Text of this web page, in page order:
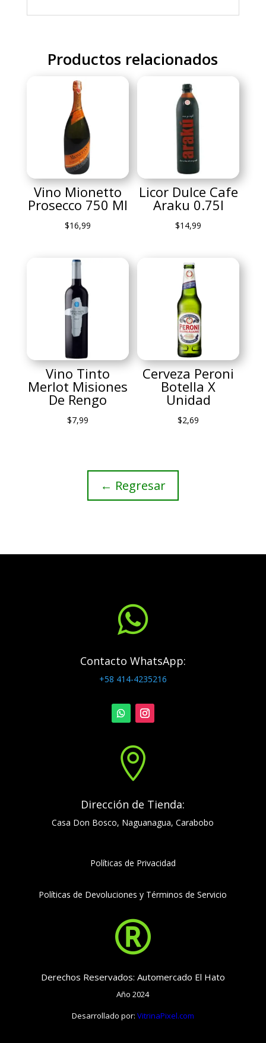
Productos relacionados
Vino Mionetto
Prosecco 750 Ml
$16,99
Licor Dulce Cafe
Araku 0.75l
$14,99
Vino Tinto
Merlot Misiones
De Rengo
$7,99
Cerveza Peroni
Botella X
Unidad
$2,69
← Regresar

Contacto WhatsApp:
+58 414-4235216

Dirección de Tienda:
Casa Don Bosco, Naguanagua, Carabobo
Políticas de Privacidad
Políticas de Devoluciones y Términos de Servicio

Derechos Reservados: Automercado El Hato
Año 2024
Desarrollado por: VitrinaPixel.com